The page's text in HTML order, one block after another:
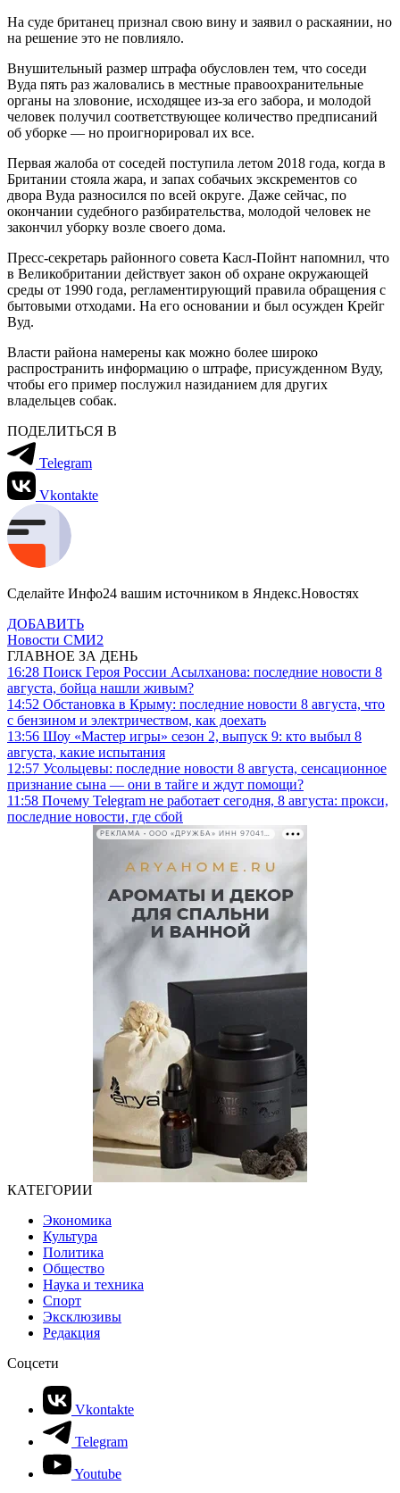
На суде британец признал свою вину и заявил о раскаянии, но
на решение это не повлияло.
Внушительный размер штрафа обусловлен тем, что соседи
Вуда пять раз жаловались в местные правоохранительные
органы на зловоние, исходящее из-за его забора, и молодой
человек получил соответствующее количество предписаний
об уборке — но проигнорировал их все.
Первая жалоба от соседей поступила летом 2018 года, когда в
Британии стояла жара, и запах собачьих экскрементов со
двора Вуда разносился по всей округе. Даже сейчас, по
окончании судебного разбирательства, молодой человек не
закончил уборку возле своего дома.
Пресс-секретарь районного совета Касл-Пойнт напомнил, что
в Великобритании действует закон об охране окружающей
среды от 1990 года, регламентирующий правила обращения с
бытовыми отходами. На его основании и был осужден Крейг
Вуд.
Власти района намерены как можно более широко
распространить информацию о штрафе, присужденном Вуду,
чтобы его пример послужил назиданием для других
владельцев собак.
ПОДЕЛИТЬСЯ В
Telegram
Vkontakte
Сделайте Инфо24 вашим источником в Яндекс.Новостях
ДОБАВИТЬ
Новости СМИ2
ГЛАВНОЕ ЗА ДЕНЬ
16:28 Поиск Героя России Асылханова: последние новости 8
августа, бойца нашли живым?
14:52 Обстановка в Крыму: последние новости 8 августа, что
с бензином и электричеством, как доехать
13:56 Шоу «Мастер игры» сезон 2, выпуск 9: кто выбыл 8
августа, какие испытания
12:57 Усольцевы: последние новости 8 августа, сенсационное
признание сына — они в тайге и ждут помощи?
11:58 Почему Telegram не работает сегодня, 8 августа: прокси,
последние новости, где сбой
РЕКЛАМА • ООО «ДРУЖБА» ИНН 9704146411
КАТЕГОРИИ
Экономика
Культура
Политика
Общество
Наука и техника
Спорт
Эксклюзивы
Редакция
Соцсети
Vkontakte
Telegram
Youtube